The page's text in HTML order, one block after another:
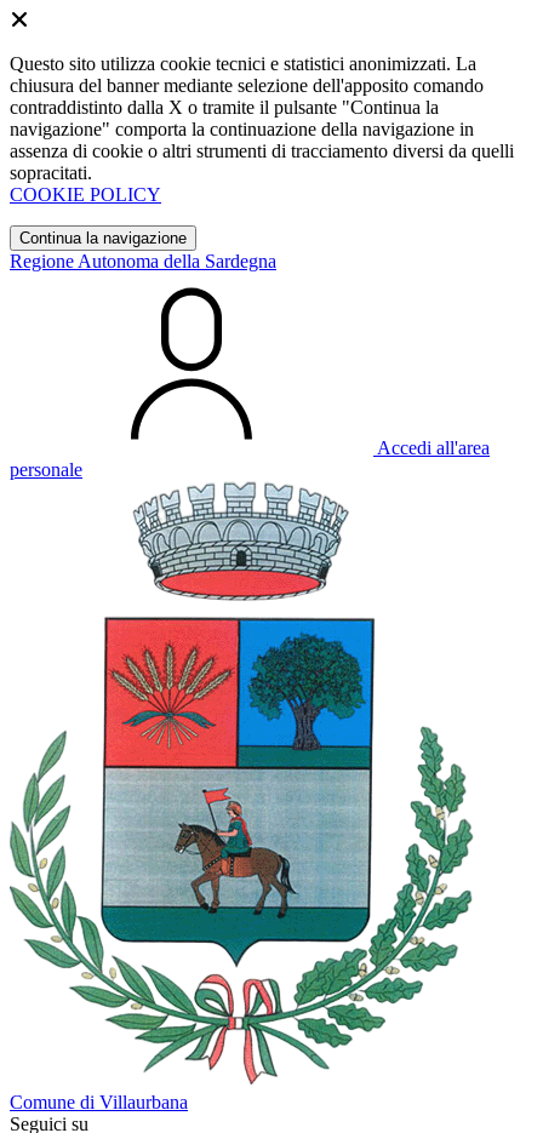
Questo sito utilizza cookie tecnici e statistici anonimizzati. La
chiusura del banner mediante selezione dell'apposito comando
contraddistinto dalla X o tramite il pulsante "Continua la
navigazione" comporta la continuazione della navigazione in
assenza di cookie o altri strumenti di tracciamento diversi da quelli
sopracitati.
COOKIE POLICY
Continua la navigazione
Regione Autonoma della Sardegna
Accedi all'area
personale
Comune di Villaurbana
Seguici su